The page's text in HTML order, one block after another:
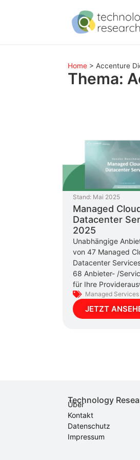
Home > Accenture
Thema:
Stand: Mai 2025
Managed
Datacenter
2025
Unabhängige
von 47 Managed
Datacenter
68 Anbieter- /
für Ihre
Managed Services
JETZT
Technology
Über
Kontakt
Datenschutz
Impressum